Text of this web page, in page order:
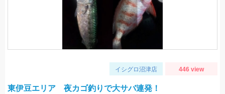
イシグロ沼津店 446 view
東伊豆エリア 夜カゴ釣りで大サバ連発！